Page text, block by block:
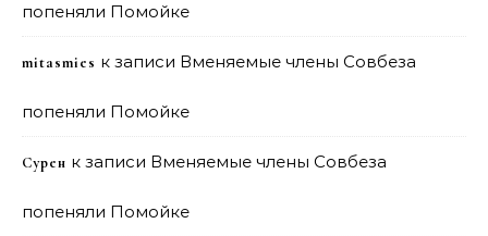
попеняли Помойке
mitasmies к записи Вменяемые члены Совбеза
попеняли Помойке
Сурен к записи Вменяемые члены Совбеза
попеняли Помойке